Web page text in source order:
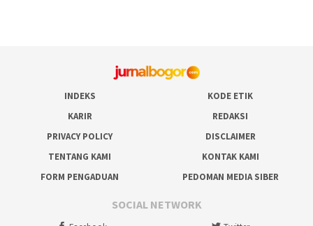
INDEKS
KODE ETIK
KARIR
REDAKSI
PRIVACY POLICY
DISCLAIMER
TENTANG KAMI
KONTAK KAMI
FORM PENGADUAN
PEDOMAN MEDIA SIBER
SOCIAL NETWORK